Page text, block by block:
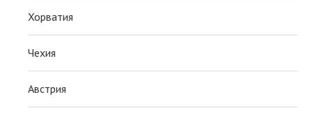
Хорватия
Чехия
Австрия